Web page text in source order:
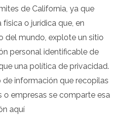
de California, ya que
o jurídica que, en
del mundo, explote un sitio
personal identificable de
una política de privacidad.
información que recopilas
empresas se comparte esa
aquí